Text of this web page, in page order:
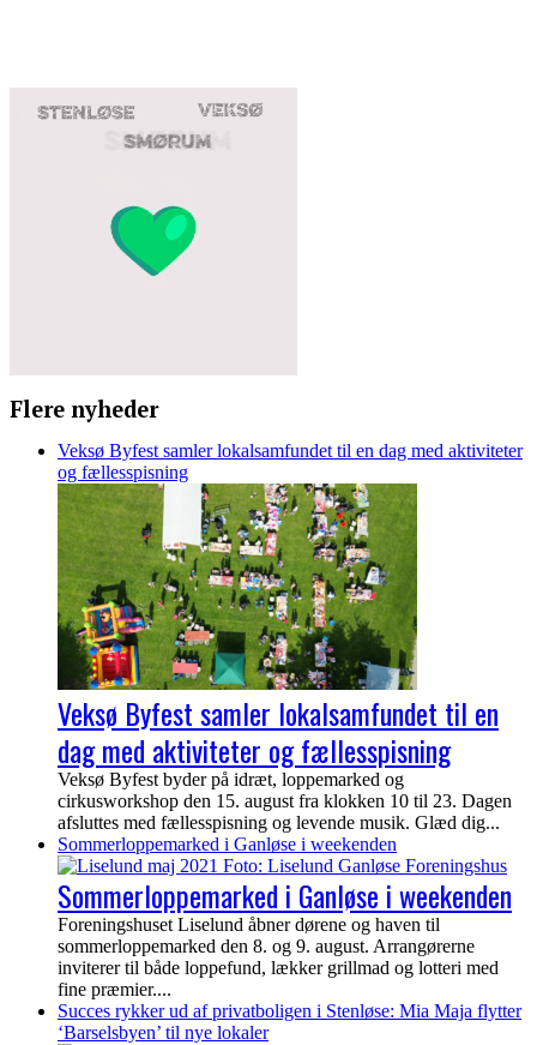
Flere nyheder
Veksø Byfest samler lokalsamfundet til en dag med aktiviteter
og fællesspisning
Veksø Byfest samler lokalsamfundet til en
dag med aktiviteter og fællesspisning
Veksø Byfest byder på idræt, loppemarked og
cirkusworkshop den 15. august fra klokken 10 til 23. Dagen
afsluttes med fællesspisning og levende musik. Glæd dig...
Sommerloppemarked i Ganløse i weekenden
Sommerloppemarked i Ganløse i weekenden
Foreningshuset Liselund åbner dørene og haven til
sommerloppemarked den 8. og 9. august. Arrangørerne
inviterer til både loppefund, lækker grillmad og lotteri med
fine præmier....
Succes rykker ud af privatboligen i Stenløse: Mia Maja flytter
‘Barselsbyen’ til nye lokaler